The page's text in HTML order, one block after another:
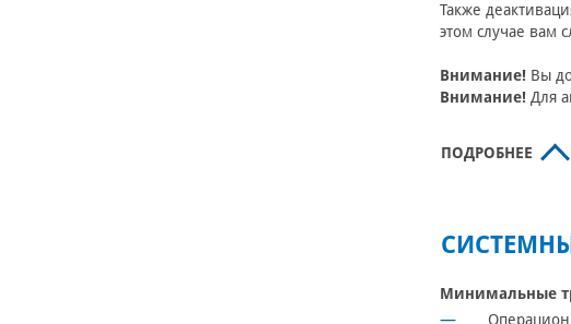
Также
этом случае вам
Внимание! Вы
Внимание! Для
ПОДРОБНЕЕ
Минимальные